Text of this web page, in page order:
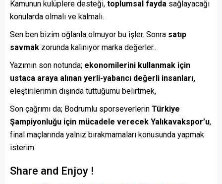
Kamunun kulüplere desteği, toplumsal fayda sağlayacağı
konularda olmalı ve kalmalı.
Sen ben bizim oğlanla olmuyor bu işler. Sonra satıp
savmak zorunda kalınıyor marka değerler..
Yazımın son notunda; ekonomilerini kullanmak için
ustaca araya alınan yerli-yabancı değerli insanları,
eleştirilerimin dışında tuttuğumu belirtmek,
Son çağrımı da; Bodrumlu sporseverlerin Türkiye
Şampiyonluğu için mücadele verecek Yalıkavakspor’u,
final maçlarında yalnız bırakmamaları konusunda yapmak
isterim.
Share and Enjoy !